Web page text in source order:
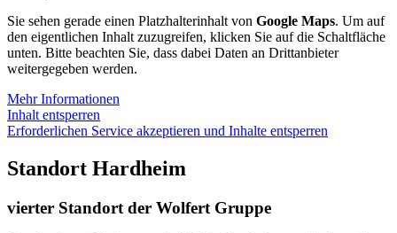
Sie sehen gerade einen Platzhalterinhalt von Google Maps. Um auf
den eigentlichen Inhalt zuzugreifen, klicken Sie auf die Schaltfläche
unten. Bitte beachten Sie, dass dabei Daten an Drittanbieter
weitergegeben werden.
Mehr Informationen
Inhalt entsperren
Erforderlichen Service akzeptieren und Inhalte entsperren
Standort Hardheim
vierter Standort der Wolfert Gruppe